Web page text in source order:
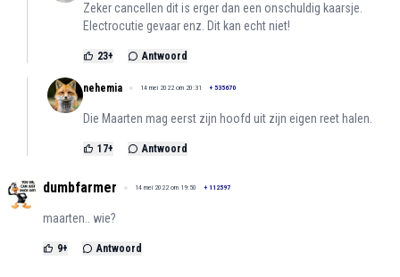
Zeker cancellen dit is erger dan een onschuldig kaarsje.
Electrocutie gevaar enz. Dit kan echt niet!
23+ Antwoord
nehemia 14 mei 2022 om 20:31 + 535670
Die Maarten mag eerst zijn hoofd uit zijn eigen reet halen.
17+ Antwoord
dumbfarmer 14 mei 2022 om 19:50 + 112597
maarten.. wie?
9+ Antwoord